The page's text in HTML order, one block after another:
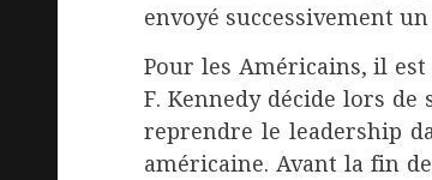
envoyé successivement
Pour les Américains, il est
F. Kennedy décide lors
reprendre le leadership
américaine. Avant la fin